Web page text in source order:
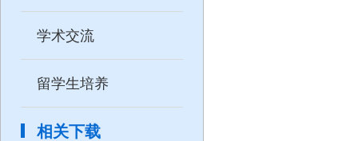
学术交流
留学生培养
相关下载